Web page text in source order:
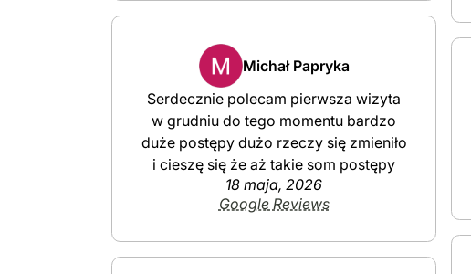
Michał Papryka
Serdecznie polecam pierwsza wizyta
w grudniu do tego momentu bardzo
duże postępy dużo rzeczy się zmieniło
i cieszę się że aż takie som postępy
18 maja, 2026
Google Reviews